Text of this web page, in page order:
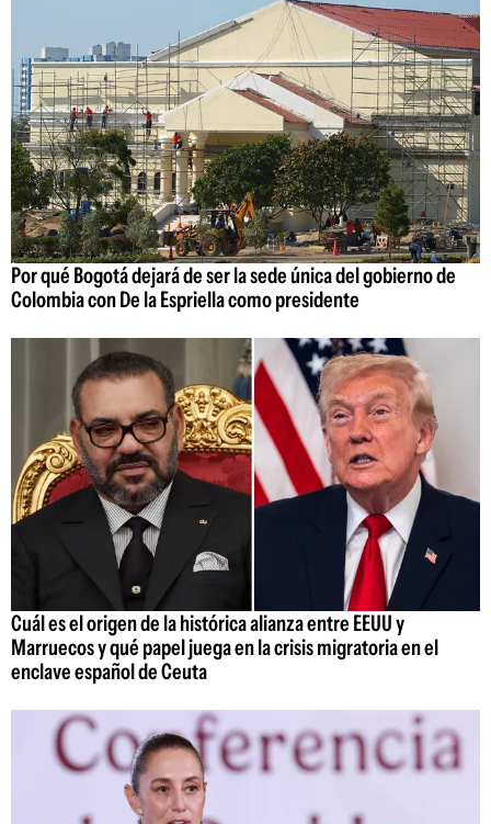
Por qué Bogotá dejará de ser la sede única del gobierno de
Colombia con De la Espriella como presidente
Cuál es el origen de la histórica alianza entre EEUU y
Marruecos y qué papel juega en la crisis migratoria en el
enclave español de Ceuta